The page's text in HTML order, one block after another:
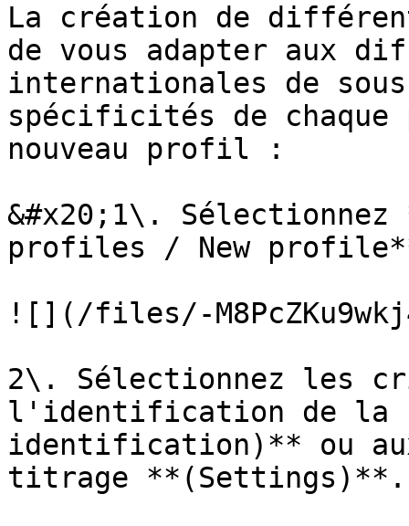
La création de
de vous adapter aux
internationales de
spécificités de
nouveau profil :
&#x20;1\.
profiles / New
![](/files/-
2\. Sélectionnez les
l'identification de la
identification)** ou
titrage **(Settings)**.